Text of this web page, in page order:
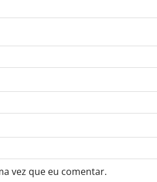
vez que eu comentar.